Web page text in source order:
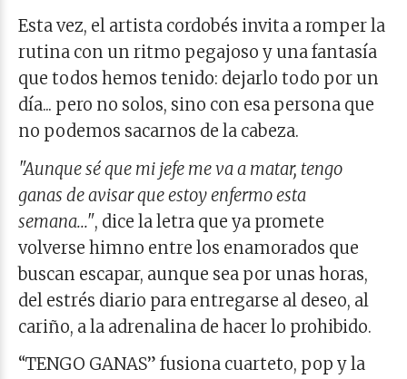
Esta vez, el artista cordobés invita a romper la
rutina con un ritmo pegajoso y una fantasía
que todos hemos tenido: dejarlo todo por un
día... pero no solos, sino con esa persona que
no podemos sacarnos de la cabeza.
"Aunque sé que mi jefe me va a matar, tengo
ganas de avisar que estoy enfermo esta
semana...", dice la letra que ya promete
volverse himno entre los enamorados que
buscan escapar, aunque sea por unas horas,
del estrés diario para entregarse al deseo, al
cariño, a la adrenalina de hacer lo prohibido.
“TENGO GANAS” fusiona cuarteto, pop y la